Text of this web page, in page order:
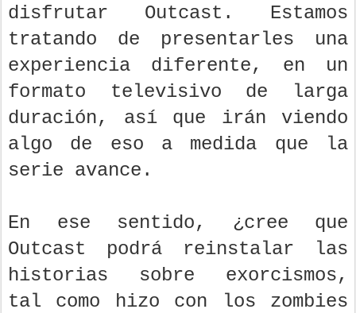
disfrutar Outcast. Estamos
tratando de presentarles una
experiencia diferente, en un
formato televisivo de larga
duración, así que irán viendo
algo de eso a medida que la
serie avance.
En ese sentido, ¿cree que
Outcast podrá reinstalar las
historias sobre exorcismos,
tal como hizo con los zombies